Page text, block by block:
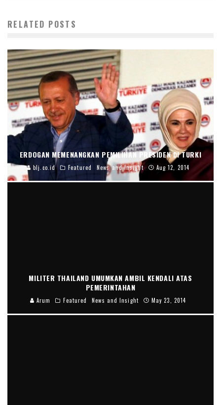
RELATED POSTS
ERDOGAN MEMENANGKAN PEMILIHAN PRESIDEN DI TURKI
blj.co.id Featured News and Insight Aug 12, 2014
MILITER THAILAND UMUMKAN AMBIL KENDALI ATAS
PEMERINTAHAN
Arum Featured News and Insight May 23, 2014